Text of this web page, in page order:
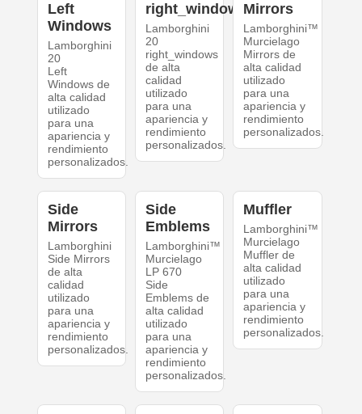
Left
Windows
Lamborghini
20
Left
Windows de
alta calidad
utilizado
para una
apariencia y
rendimiento
personalizados.
right_windows
Lamborghini
20
right_windows
de alta
calidad
utilizado
para una
apariencia y
rendimiento
personalizados.
Mirrors
Lamborghini™
Murcielago
Mirrors de
alta calidad
utilizado
para una
apariencia y
rendimiento
personalizados.
Side
Mirrors
Lamborghini
Side Mirrors
de alta
calidad
utilizado
para una
apariencia y
rendimiento
personalizados.
Side
Emblems
Lamborghini™
Murcielago
LP 670
Side
Emblems de
alta calidad
utilizado
para una
apariencia y
rendimiento
personalizados.
Muffler
Lamborghini™
Murcielago
Muffler de
alta calidad
utilizado
para una
apariencia y
rendimiento
personalizados.